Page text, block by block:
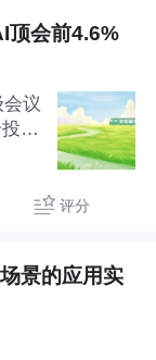
顶会前4.6%
议
稿
评分
景的应用实